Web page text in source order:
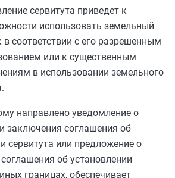
сервитута приведет к
использовать земельный
в соответствии с его разрешенным
или к существенным
в использовании земельного
направлено уведомление о
заключения соглашения об
сервитута или предложение о
об установлении
границах, обеспечивает